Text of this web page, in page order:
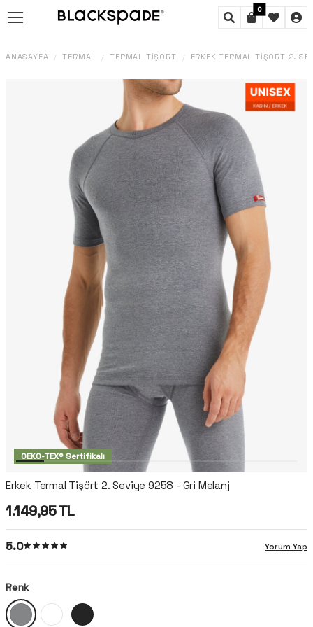
0
ANASAYFA / TERMAL / TERMAL TIŞÖRT / ERKEK TERMAL TIŞÖRT 2.
OEKO-TEX® Sertifikalı
Erkek Termal Tişört 2. Seviye 9258 - Gri Melanj
1.149,95TL
5.0 Yorum Yap
Renk